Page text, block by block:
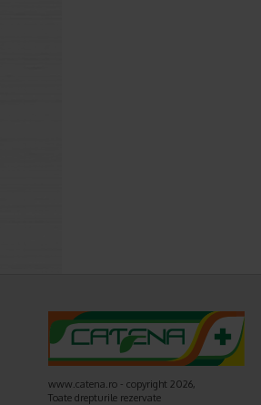
www.catena.ro - copyright 2026,
Toate drepturile rezervate